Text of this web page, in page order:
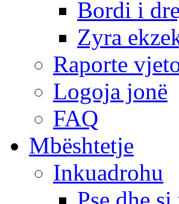
Bordi i
Zyra
Raporte
Logoja jonë
FAQ
Mbështetje
Inkuadrohu